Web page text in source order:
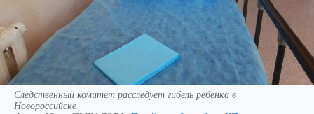
Следственный комитет расследует гибель ребенка в
Новороссийске